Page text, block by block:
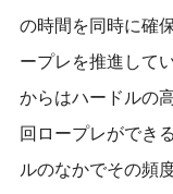
の時間を同時に確
ープレを推進して
からはハードルの
回ロープレができ
ルのなかでその頻